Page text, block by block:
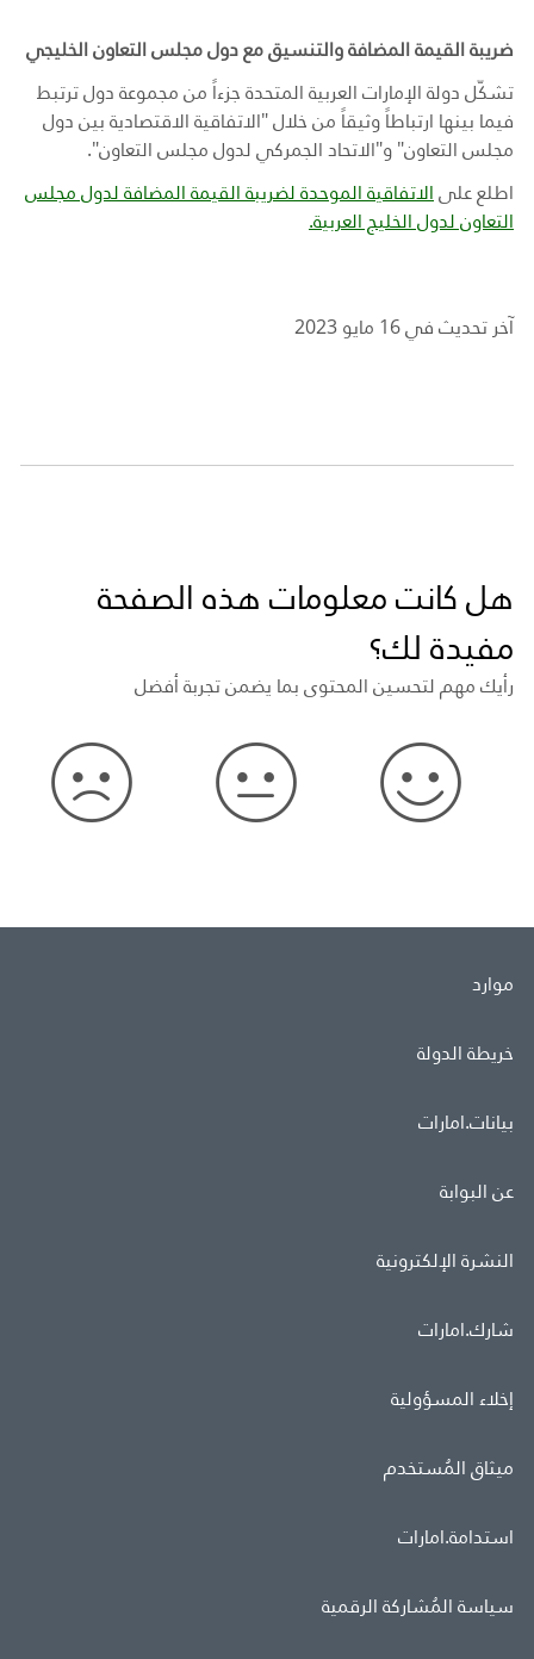
ضريبة القيمة المضافة والتنسيق مع دول مجلس التعاون الخليجي
تشكّل دولة الإمارات العربية المتحدة جزءاً من مجموعة دول ترتبط
فيما بينها ارتباطاً وثيقاً من خلال "الاتفاقية الاقتصادية بين دول
مجلس التعاون" و"الاتحاد الجمركي لدول مجلس التعاون".
اطلع على الاتفاقية الموحدة لضريبة القيمة المضافة لدول مجلس
التعاون لدول الخليج العربية.
آخر تحديث في 16 مايو 2023
هل كانت معلومات هذه الصفحة
مفيدة لك؟
رأيك مهم لتحسين المحتوى بما يضمن تجربة أفضل
موارد
خريطة الدولة
بيانات.امارات
عن البوابة
النشرة الإلكترونية
شارك.امارات
إخلاء المسؤولية
ميثاق المُستخدم
استدامة.امارات
سياسة المُشاركة الرقمية